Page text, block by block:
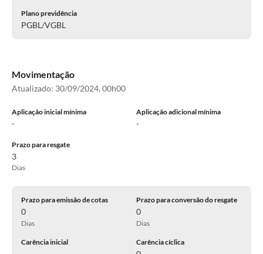
Plano previdência
PGBL/VGBL
Movimentação
Atualizado: 30/09/2024, 00h00
Aplicação inicial mínima
-
Aplicação adicional mínima
-
Prazo para resgate
3
Dias
Prazo para emissão de cotas
0
Dias
Prazo para conversão do resgate
0
Dias
Carência inicial Carência cíclica